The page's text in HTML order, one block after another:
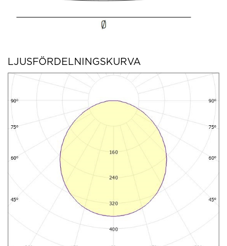
LJUSFÖRDELNINGSKURVA